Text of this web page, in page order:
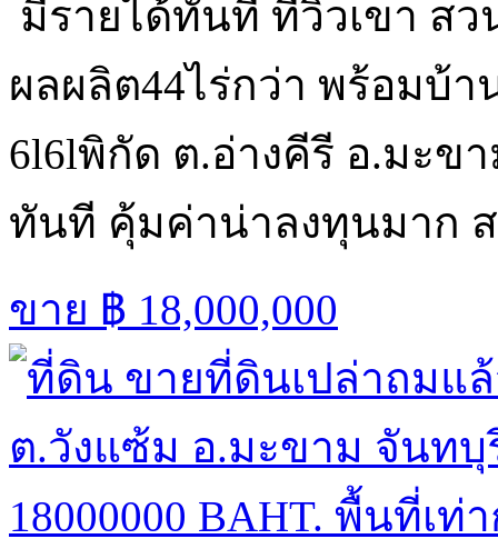
มีรายได้ทันที ที่วิวเขา ส
ผลผลิต44ไร่กว่า พร้อมบ้
6l6lพิกัด ต.อ่างคีรี อ.มะข
ทันที คุ้มค่าน่าลงทุนมาก
ขาย ฿ 18,000,000